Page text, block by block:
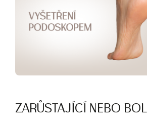
ZARŮSTAJÍCÍ NEBO